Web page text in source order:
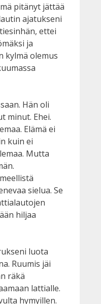
pitänyt jättää
ajatukseni
ettei
ja
kylmä olemus
Hän oli
minut. Ehei.
Elämä ei
kuin ei
Mutta
sielua. Se
hiljaa
luota
Ruumis jäi
räkä
lattialle.
hymyillen.